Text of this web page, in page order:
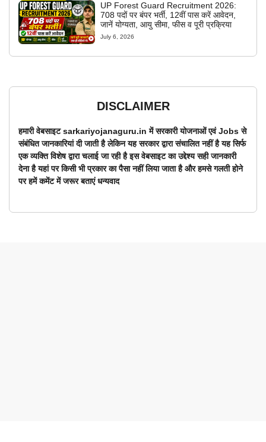
UP Forest Guard Recruitment 2026:
708 पदों पर बंपर भर्ती, 12वीं पास करें आवेदन,
जानें योग्यता, आयु सीमा, फीस व पूरी प्रक्रिया
July 6, 2026
DISCLAIMER
हमारी वेबसाइट sarkariyojanaguru.in में सरकारी योजनाओं एवं Jobs से
संबंधित जानकारियां दी जाती है लेकिन यह सरकार द्वारा संचालित नहीं है यह सिर्फ
एक व्यक्ति विशेष द्वारा चलाई जा रही है इस वेबसाइट का उद्देश्य सही जानकारी
देना है यहां पर किसी भी प्रकार का पैसा नहीं लिया जाता है और हमसे गलती होने
पर हमें कमेंट में जरूर बताएं धन्यवाद